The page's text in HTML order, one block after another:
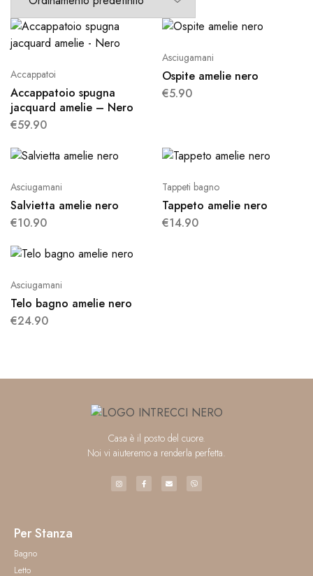
Accappatoi
Accappatoio spugna
jacquard amelie – Nero
€59.90
Asciugamani
Ospite amelie nero
€5.90
Asciugamani
Salvietta amelie nero
€10.90
Tappeti bagno
Tappeto amelie nero
€14.90
Asciugamani
Telo bagno amelie nero
€24.90
Casa è il posto del cuore.
Noi vi aiuteremo a renderla perfetta.
Per Stanza
Bagno
Letto